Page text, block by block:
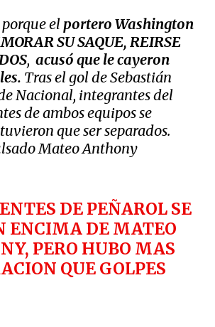
porque el portero Washington
SU SAQUE, REIRSE
, acusó que le cayeron
Tras el gol de Sebastián
Nacional, integrantes del
de ambos equipos se
que ser separados.
Mateo Anthony
DE PEÑAROL SE
ENCIMA DE MATEO
PERO HUBO MAS
QUE GOLPES